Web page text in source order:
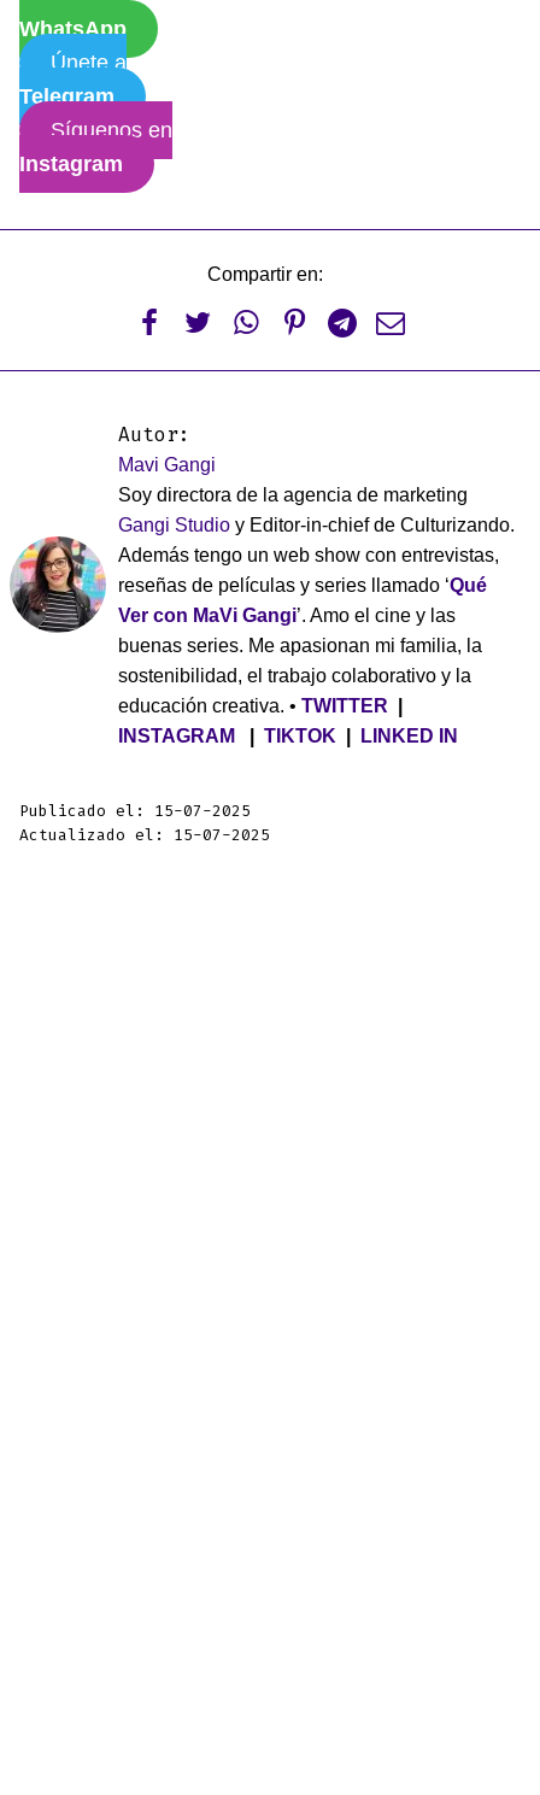
WhatsApp
Únete a
Telegram
Síguenos en
Instagram
Compartir en:
     
Autor:
Mavi Gangi
Soy directora de la agencia de marketing
Gangi Studio y Editor-in-chief de Culturizando.
Además tengo un web show con entrevistas,
reseñas de películas y series llamado ‘Qué
Ver con MaVi Gangi’. Amo el cine y las
buenas series. Me apasionan mi familia, la
sostenibilidad, el trabajo colaborativo y la
educación creativa. • TWITTER
INSTAGRAM
TIKTOK LINKED IN
Publicado el: 15-07-2025
Actualizado el: 15-07-2025